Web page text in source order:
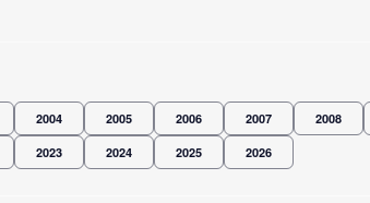
2004 2005 2006 2007 2008
2023 2024 2025 2026